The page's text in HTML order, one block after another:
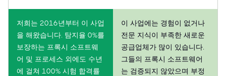
저희는 2016년부터 이 사업
을 해왔습니다. 탐지율 0%를
보장하는 프록시 소프트웨
어 및 프로세스 외에도 수년
에 걸쳐 100% 시험 합격률
이 사업에는 경험이 없거나
전문 지식이 부족한 새로운
공급업체가 많이 있습니다.
그들의 프록시 소프트웨어
는 검증되지 않았으며 부정